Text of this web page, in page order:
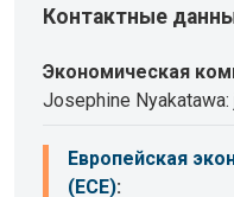
Контактные
Экономическая
Josephine
Европейская
(ECE):